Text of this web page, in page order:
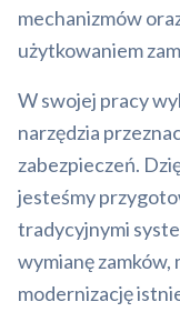
mechanizmów
użytkowaniem
W swojej pracy
narzędzia
zabezpieczeń.
jesteśmy
tradycyjnymi
wymianę zamków,
modernizację